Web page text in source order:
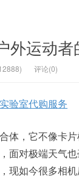
运动者
评论(0)
验室代购服务
体，它不像卡
面对极端天气
现如今很多相